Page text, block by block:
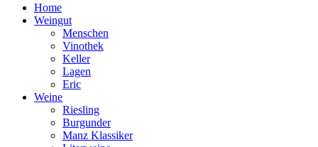
Home
Weingut
Menschen
Vinothek
Keller
Lagen
Eric
Weine
Riesling
Burgunder
Manz Klassiker